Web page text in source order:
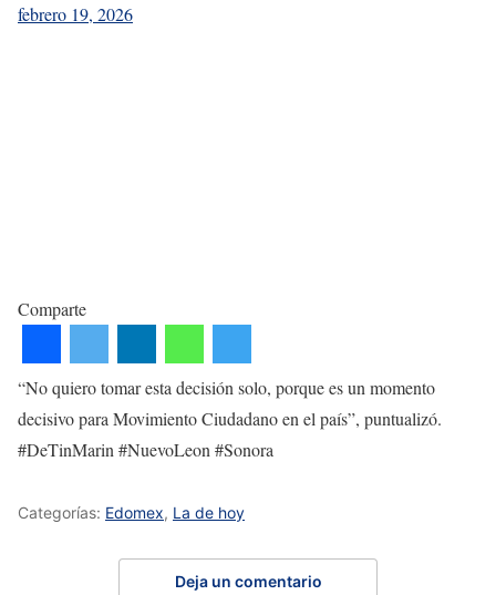
febrero 19, 2026
Comparte
“No quiero tomar esta decisión solo, porque es un momento
decisivo para Movimiento Ciudadano en el país”, puntualizó.
#DeTinMarin #NuevoLeon #Sonora
Categorías: Edomex, La de hoy
Deja un comentario